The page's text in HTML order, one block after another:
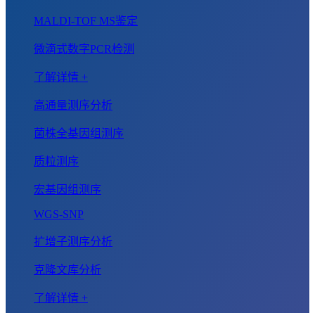
MALDI-TOF MS鉴定
微滴式数字PCR检测
了解详情 +
高通量测序分析
菌株全基因组测序
质粒测序
宏基因组测序
WGS-SNP
扩增子测序分析
克隆文库分析
了解详情 +